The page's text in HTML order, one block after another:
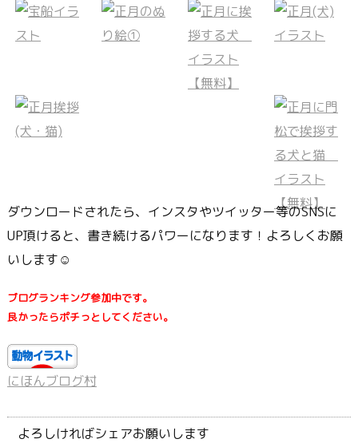
ダウンロードされたら、インスタやツイッター等のSNSに
UP頂けると、書き続けるパワーになります！よろしくお願
いします☺
ブログランキング参加中です。
良かったらポチっとしてください。
にほんブログ村
よろしければシェアお願いします